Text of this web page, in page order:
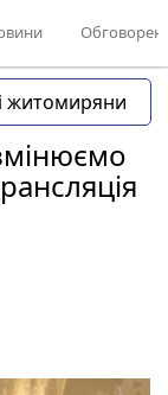
житомиряни